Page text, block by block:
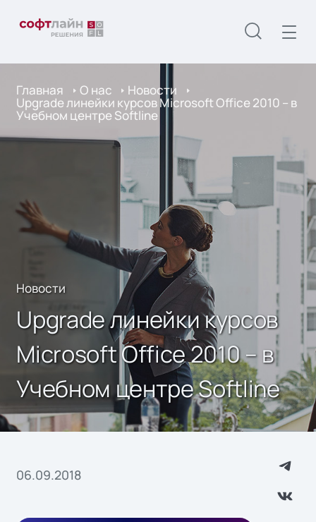
Главная О нас Новости
Upgrade линейки курсов Microsoft Office 2010 – в
Учебном центре Softline
Новости
Upgrade линейки курсов
Microsoft Office 2010 – в
Учебном центре Softline
06.09.2018